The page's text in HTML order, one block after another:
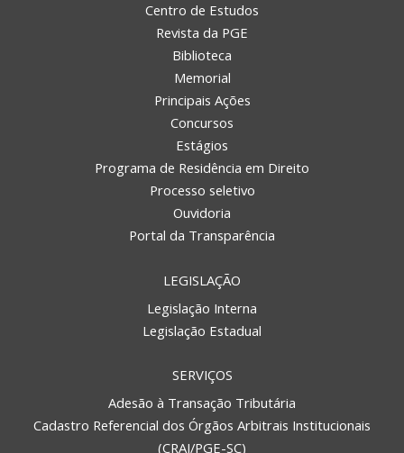
Centro de Estudos
Revista da PGE
Biblioteca
Memorial
Principais Ações
Concursos
Estágios
Programa de Residência em Direito
Processo seletivo
Ouvidoria
Portal da Transparência
LEGISLAÇÃO
Legislação Interna
Legislação Estadual
SERVIÇOS
Adesão à Transação Tributária
Cadastro Referencial dos Órgãos Arbitrais Institucionais
(CRAI/PGE-SC)